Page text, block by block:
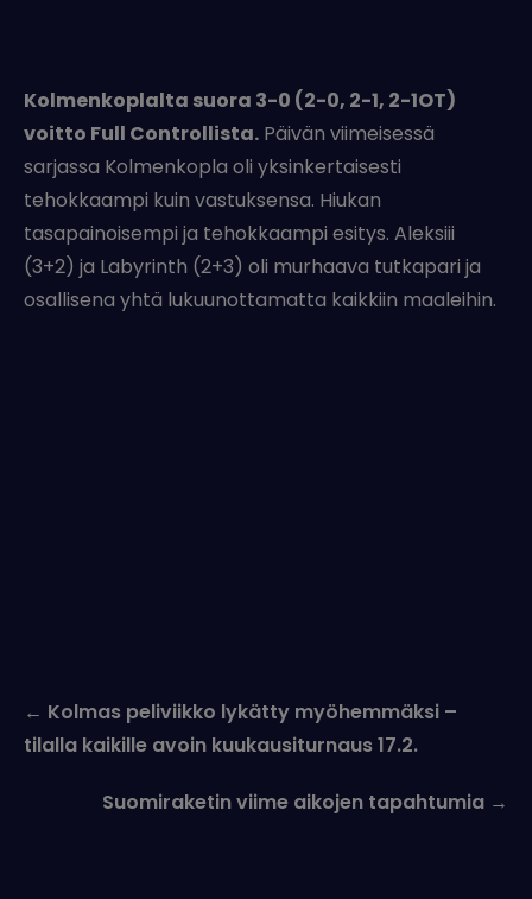
Kolmenkoplalta suora 3-0 (2-0, 2-1, 2-1OT)
voitto Full Controllista. Päivän viimeisessä
sarjassa Kolmenkopla oli yksinkertaisesti
tehokkaampi kuin vastuksensa. Hiukan
tasapainoisempi ja tehokkaampi esitys. Aleksiii
(3+2) ja Labyrinth (2+3) oli murhaava tutkapari ja
osallisena yhtä lukuunottamatta kaikkiin maaleihin.
navigation
← Kolmas peliviikko lykätty myöhemmäksi –
tilalla kaikille avoin kuukausiturnaus 17.2.
Suomiraketin viime aikojen tapahtumia →